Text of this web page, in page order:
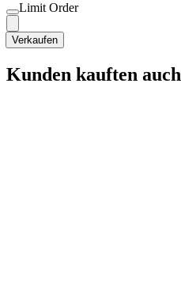
Limit Order
Verkaufen
Kunden kauften auch